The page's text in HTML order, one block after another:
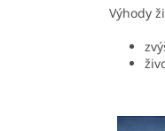
Výhody